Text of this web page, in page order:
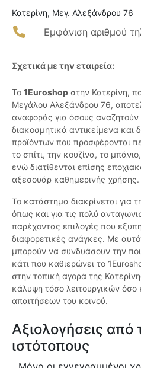
Κατερίνη, Μεγ. Αλεξάνδρου 76
Εμφάνιση αριθμού
Σχετικά με την εταιρεία:
Το 1Euroshop στην Κατερίνη,
Μεγάλου Αλεξάνδρου 76,
αναφοράς για όσους αναζητούν
διακοσμητικά αντικείμενα και
προϊόντων που προσφέρονται
το σπίτι, την κουζίνα, το
ενώ διατίθενται επίσης
αξεσουάρ καθημερινής χρήσης.
Το κατάστημα διακρίνεται για
όπως και για τις πολύ
παρέχοντας επιλογές που
διαφορετικές ανάγκες. Με
μπορούν να συνδυάσουν την
κάτι που καθιερώνει το
στην τοπική αγορά της
κάλυψη τόσο λειτουργικών όσο
απαιτήσεων του κοινού.
Αξιολογήσεις
ιστότοπους